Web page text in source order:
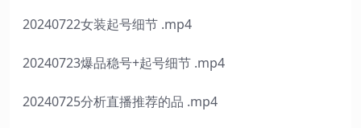
20240722女装起号细节 .mp4
20240723爆品稳号+起号细节 .mp4
20240725分析直播推荐的品 .mp4